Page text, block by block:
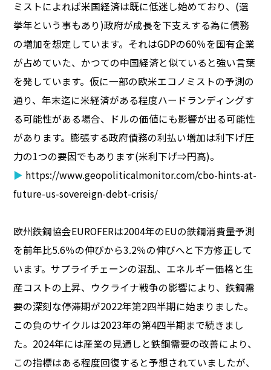
ミストによれば米国経済は既に低迷し始めており、(選
挙年という事もあり)政府が成長を下支えする為に債務
の増加を想定しています。それはGDPの60％を国有企業
が占めていた、かつての中国経済と似ていると強い言葉
を発しています。仮に一部の欧米エコノミストの予測の
通り、年末迄に米経済がある程度ハードランディングす
る可能性がある場合、ドルの価値にも影響が出る可能性
があります。膨張する政府債務の利払い増加は利下げ圧
力の1つの要因でもあります(米利下げ⇒円高)。
▶ https://www.geopoliticalmonitor.com/cbo-hints-at-
future-us-sovereign-debt-crisis/
欧州鉄鋼協会EUROFERは2004年のEUの鉄鋼消費量予測
を前年比5.6％の伸びから3.2％の伸びへと下方修正して
います。サプライチェーンの混乱、エネルギー価格と生
産コストの上昇、ウクライナ戦争の影響により、鉄鋼需
要の深刻な停滞期が2022年第2四半期に始まりました。
この負のサイクルは2023年の第4四半期まで続きまし
た。2024年には産業の見通しと鉄鋼需要の改善により、
この指標はある程度回復すると予想されていましたが、